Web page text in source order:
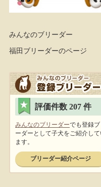
みんなのブリーダー
福田ブリーダーのページ